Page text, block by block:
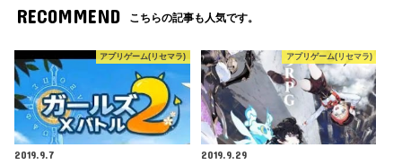
RECOMMEND こちらの記事も人気です。
アプリゲーム(リセマラ)
2019.9.7
アプリゲーム(リセマラ)
2019.9.29